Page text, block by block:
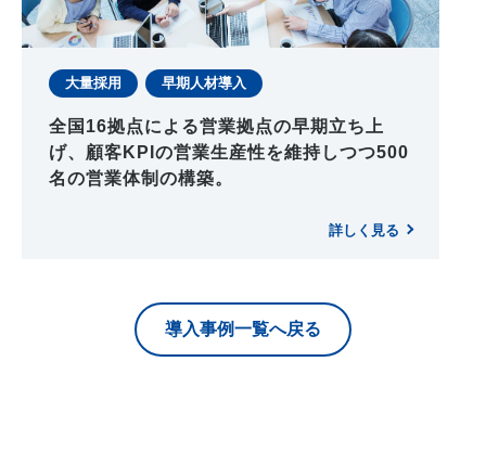
大量採用 早期人材導入
全国16拠点による営業拠点の早期立ち上
げ、顧客KPIの営業生産性を維持しつつ500
名の営業体制の構築。
詳しく見る
導入事例一覧へ戻る